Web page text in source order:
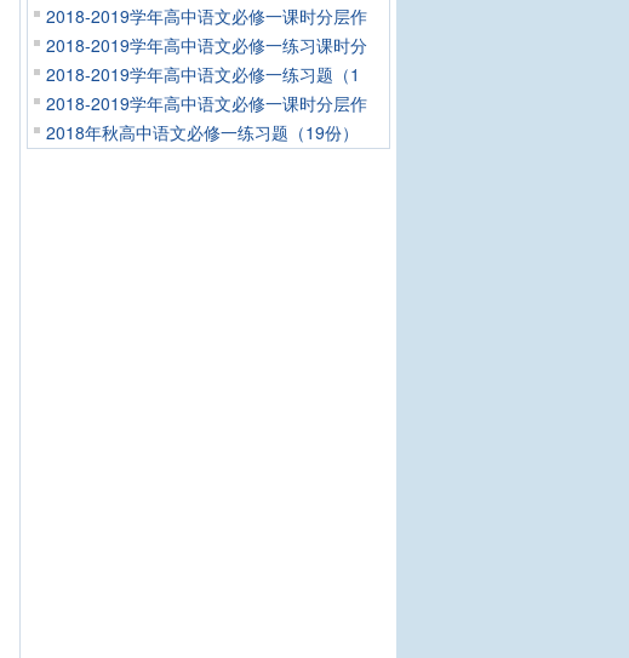
2018-2019学年高中语文必修一课时分层作
2018-2019学年高中语文必修一练习课时分
2018-2019学年高中语文必修一练习题（1
2018-2019学年高中语文必修一课时分层作
2018年秋高中语文必修一练习题（19份）